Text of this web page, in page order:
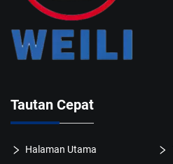
Tautan Cepat
Halaman Utama